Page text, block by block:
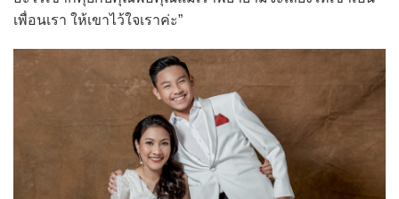
เพื่อนเรา ให้เขาไว้ใจเราค่ะ”